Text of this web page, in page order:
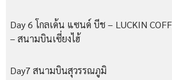
Day 6 โกลเด้น แซนด์ บีช – LUCKIN
– สนามบินเซี่ยงไฮ้
Day7 สนามบินสุวรรณภูมิ